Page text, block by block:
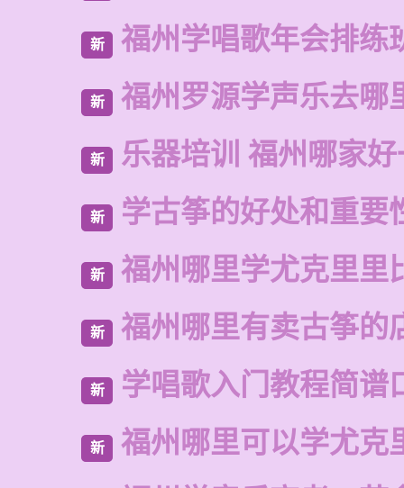
新 福州学唱歌年会排练
新 福州罗源学声乐去哪
新 乐器培训 福州哪家
新 学古筝的好处和重要
新 福州哪里学尤克里里
新 福州哪里有卖古筝的
新 学唱歌入门教程简谱
新 福州哪里可以学尤克